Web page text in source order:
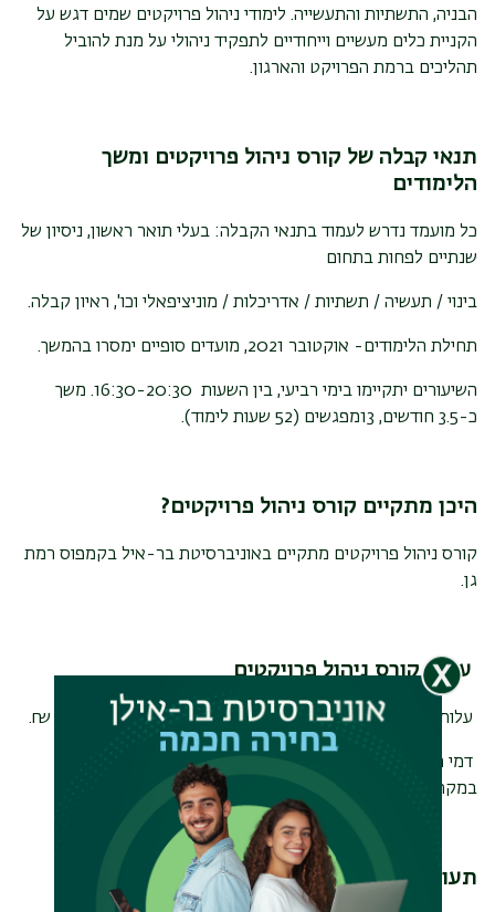
הבניה, התשתיות והתעשייה. לימודי ניהול פרויקטים שמים דגש על
הקניית כלים מעשיים וייחודיים לתפקיד ניהולי על מנת להוביל
תהליכים ברמת הפרויקט והארגון.
תנאי קבלה של קורס ניהול פרויקטים ומשך
הלימודים
כל מועמד נדרש לעמוד בתנאי הקבלה: בעלי תואר ראשון, ניסיון של
שנתיים לפחות בתחום
בינוי / תעשיה / תשתיות / אדריכלות / מוניציפאלי וכו', ראיון קבלה.
תחילת הלימודים- אוקטובר 2021, מועדים סופיים ימסרו בהמשך.
השיעורים יתקיימו בימי רביעי, בין השעות 16:30-20:30. משך
כ-3.5 חודשים, 13מפגשים (52 שעות לימוד).
היכן מתקיים קורס ניהול פרויקטים?
קורס ניהול פרויקטים מתקיים באוניברסיטת בר-איל בקמפוס רמת
גן.
עלות קורס ניהול פרויקטים
עלות ההשתתפות בתכנית ניהול ובקרת פרויקטים היא: 4,100 ₪.
דמי הרשמה: 250 ₪ (נכללים בתשלום שכ"ל ואינם מוחזרים
במקרה של ביטול) .
תעודת גמר קורס ניהול פרויקטים